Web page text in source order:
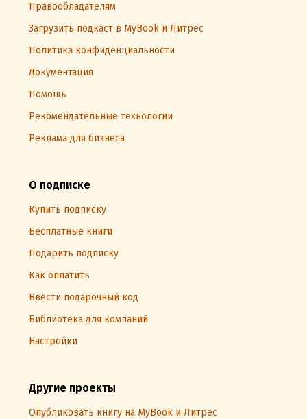
Правообладателям
Загрузить подкаст в MyBook и Литрес
Политика конфиденциальности
Документация
Помощь
Рекомендательные технологии
Реклама для бизнеса
О подписке
Купить подписку
Бесплатные книги
Подарить подписку
Как оплатить
Ввести подарочный код
Библиотека для компаний
Настройки
Другие проекты
Опубликовать книгу на MyBook и Литрес